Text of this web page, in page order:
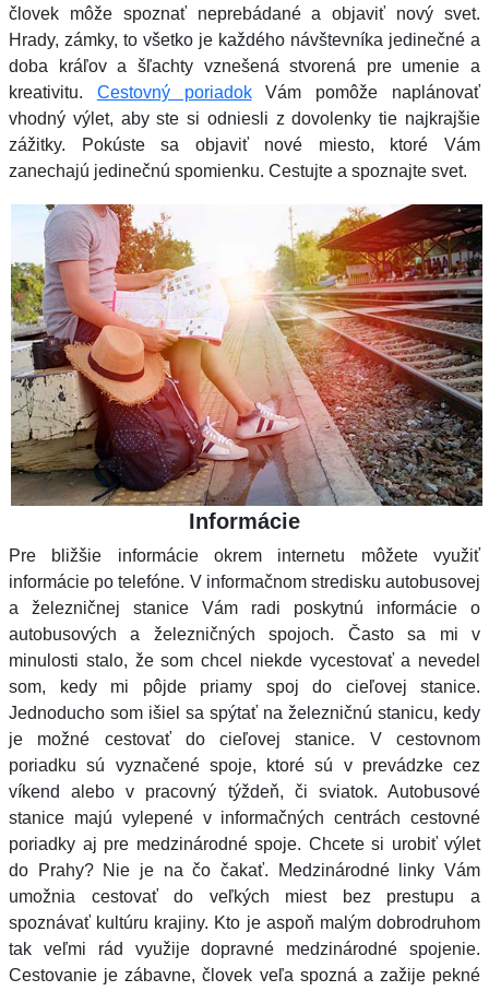
človek môže spoznať neprebádané a objaviť nový svet.
Hrady, zámky, to všetko je každého návštevníka jedinečné a
doba kráľov a šľachty vznešená stvorená pre umenie a
kreativitu. Cestovný poriadokVám pomôže naplánovať
vhodný výlet, aby ste si odniesli z dovolenky tie najkrajšie
zážitky. Pokúste sa objaviť nové miesto, ktoré Vám
zanechajú jedinečnú spomienku. Cestujte a spoznajte svet.
Informácie
Pre bližšie informácie okrem internetu môžete využiť
informácie po telefóne. V informačnom stredisku autobusovej
a železničnej stanice Vám radi poskytnú informácie o
autobusových a železničných spojoch. Často sa mi v
minulosti stalo, že som chcel niekde vycestovať a nevedel
som, kedy mi pôjde priamy spoj do cieľovej stanice.
Jednoducho som išiel sa spýtať na železničnú stanicu, kedy
je možné cestovať do cieľovej stanice. V cestovnom
poriadku sú vyznačené spoje, ktoré sú v prevádzke cez
víkend alebo v pracovný týždeň, či sviatok. Autobusové
stanice majú vylepené v informačných centrách cestovné
poriadky aj pre medzinárodné spoje. Chcete si urobiť výlet
do Prahy? Nie je na čo čakať. Medzinárodné linky Vám
umožnia cestovať do veľkých miest bez prestupu a
spoznávať kultúru krajiny. Kto je aspoň malým dobrodruhom
tak veľmi rád využije dopravné medzinárodné spojenie.
Cestovanie je zábavne, človek veľa spozná a zažije pekné